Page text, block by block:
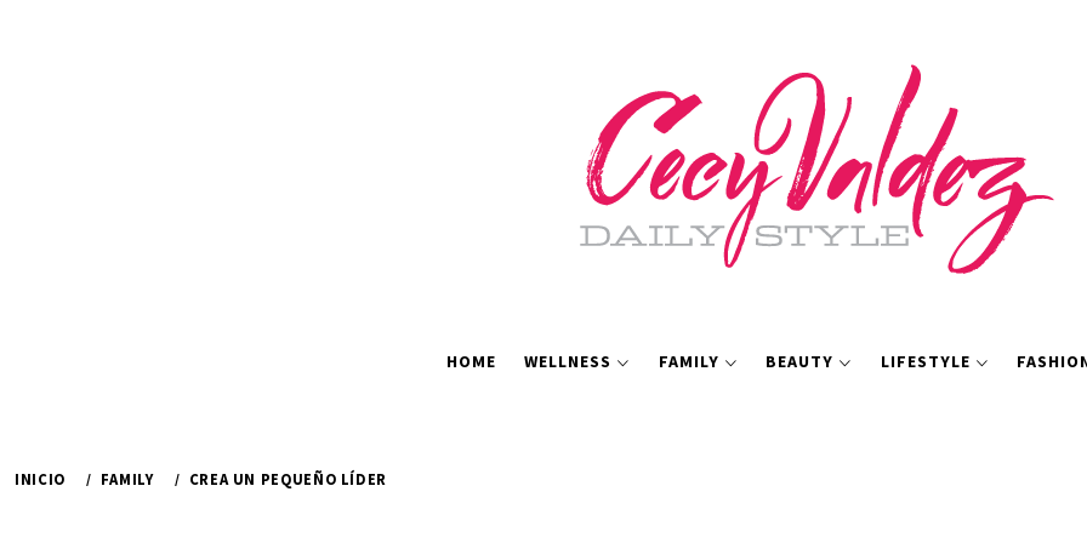
HOME WELLNESS FAMILY BEAUTY LIFESTYLE
INICIO FAMILY CREA UN PEQUEÑO LÍDER